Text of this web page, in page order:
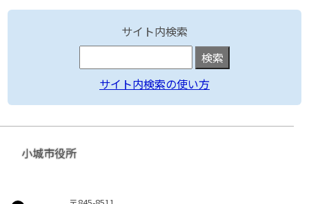
サイト内検索
サイト内検索の使い方
小城市役所